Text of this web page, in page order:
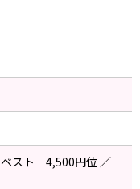
ベスト 4,500円位 ／